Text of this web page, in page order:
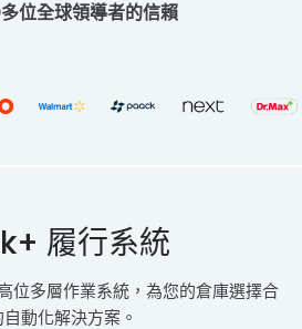
位全球領導者的信賴
履行系統
位多層作業系統，為您的倉庫選擇合
動化解決方案。